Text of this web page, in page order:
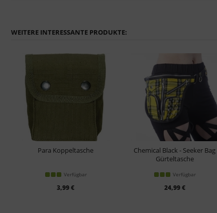
WEITERE INTERESSANTE PRODUKTE:
Para Koppeltasche
Verfügbar
3,99 €
Chemical Black - Seeker Bag
Gürteltasche
Verfügbar
24,99 €